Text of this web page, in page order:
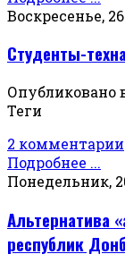
Воскресенье,
Студенты-
Опубликовано
Теги
2 комментарии
Подробнее ...
Понедельник,
Альтернатива
республик